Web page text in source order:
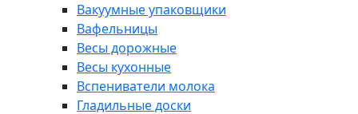
Вакуумные упаковщики
Вафельницы
Весы дорожные
Весы кухонные
Вспениватели молока
Гладильные доски